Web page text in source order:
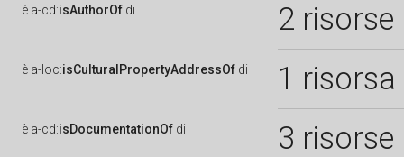
è a-cd:isAuthorOf di 2 risorse
è a-loc:isCulturalPropertyAddressOf di 1 risorsa
è a-cd:isDocumentationOf di 3 risorse